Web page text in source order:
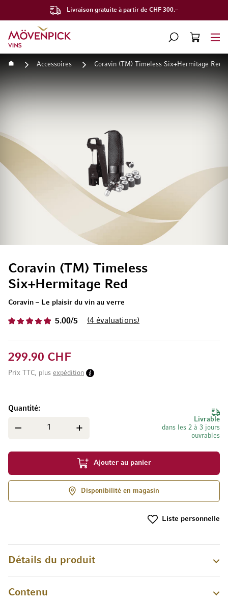
Livraison gratuite à partir de CHF 300.–
Aller à la page d'accueil
CHERCHERPANIER
Accueil Accessoires Coravin (TM) Timeless Six+Hermitage Red
5.00/5 4 évaluations
Coravin (TM) Timeless
Six+Hermitage Red
Coravin – Le plaisir du vin au verre
299.90 CHF
Prix TTC, plus expédition
Livrable
dans les 2 à 3 jours
ouvrables
Quantité
Ajouter au panier
Disponibilité en magasin
Liste personnelle
Détails du produit
Contenu